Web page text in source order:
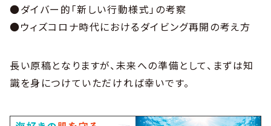
●ダイバー的「新しい行動様式」の考察
●ウィズコロナ時代におけるダイビング再開の考え方
長い原稿となりますが、未来への準備として、まずは知
識を身につけていただければ幸いです。